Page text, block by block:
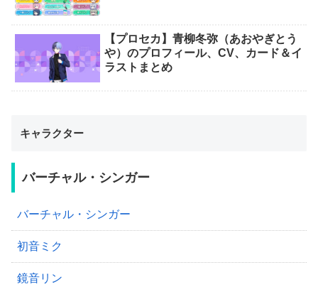
【プロセカ】青柳冬弥（あおやぎとう
や）のプロフィール、CV、カード＆イ
ラストまとめ
キャラクター
バーチャル・シンガー
バーチャル・シンガー
初音ミク
鏡音リン